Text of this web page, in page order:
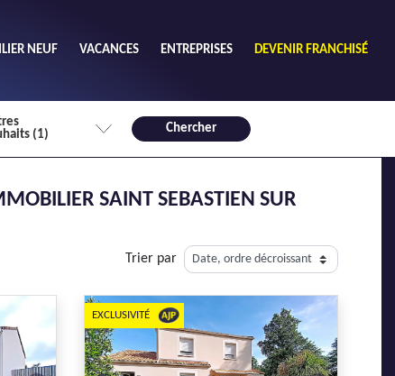
NEUF VACANCES ENTREPRISES DEVENIR FRANCHISÉ
(1)
4 plus
m²
Chercher
SAINT SEBASTIEN SUR
Trier par
EXCLUSIVITÉ